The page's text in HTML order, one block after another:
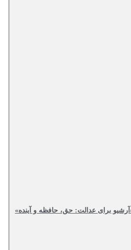
برای عدالت: حق، حافظه و آینده»